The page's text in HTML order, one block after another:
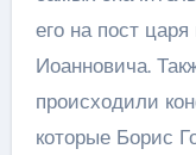
его на пост
Иоанновича.
происходили
которые Борис